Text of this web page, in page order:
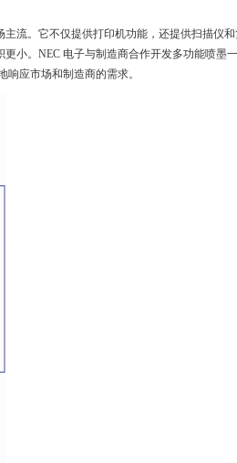
主流。它不仅提供打印机功能，还提供扫描仪
小。 NEC 电子与制造商合作开发多功能喷墨
应市场和制造商的需求。